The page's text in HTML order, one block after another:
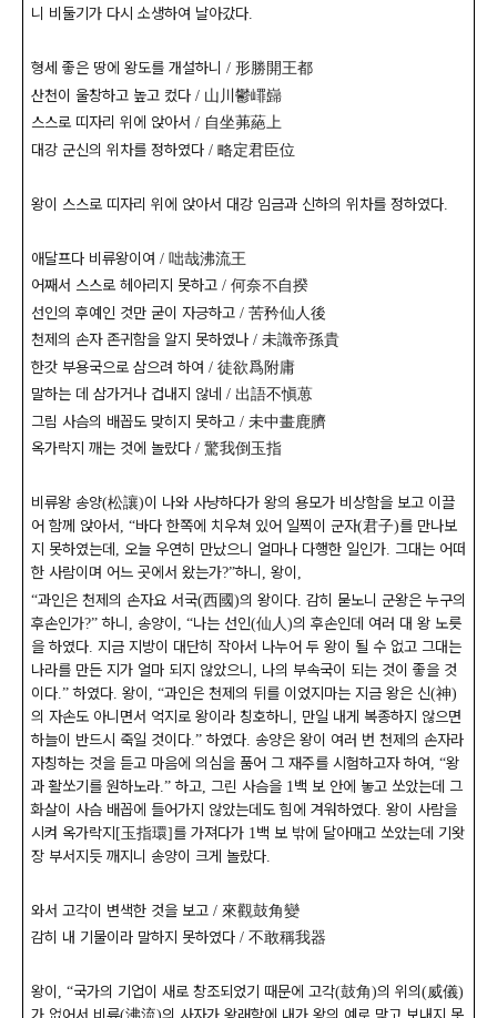
니 비둘기가 다시 소생하여 날아갔다.
형세 좋은 땅에 왕도를 개설하니 / 形勝開王都
산천이 울창하고 높고 컸다 / 山川鬱嶵巋
스스로 띠자리 위에 앉아서 / 自坐茀蕝上
대강 군신의 위차를 정하였다 / 略定君臣位
왕이 스스로 띠자리 위에 앉아서 대강 임금과 신하의 위차를 정하였다.
애달프다 비류왕이여 / 咄哉沸流王
어째서 스스로 헤아리지 못하고 / 何奈不自揆
선인의 후예인 것만 굳이 자긍하고 / 苦矜仙人後
천제의 손자 존귀함을 알지 못하였나 / 未識帝孫貴
한갓 부용국으로 삼으려 하여 / 徒欲爲附庸
말하는 데 삼가거나 겁내지 않네 / 出語不愼葸
그림 사슴의 배꼽도 맞히지 못하고 / 未中畫鹿臍
옥가락지 깨는 것에 놀랐다 / 驚我倒玉指
비류왕 송양(松讓)이 나와 사냥하다가 왕의 용모가 비상함을 보고 이끌
어 함께 앉아서 , “바다 한쪽에 치우쳐 있어 일찍이 군자(君子)를 만나보
지 못하였는데 , 오늘 우연히 만났으니 얼마나 다행한 일인가. 그대는 어떠
한 사람이며 어느 곳에서 왔는가?”하니 , 왕이 ,
“과인은 천제의 손자요 서국(西國)의 왕이다. 감히 묻노니 군왕은 누구의
후손인가?”하니 송양이 “나는 선인(仙人 )의 후손인데 여러 대 왕 노릇
을 하였다. 지금 지방이 대단히 작아서 나누어 두 왕이 될 수 없고 그대는
나라를 만든 지가 얼마 되지 않았으니
나의 부속국이 되는 것이 좋을 것
이다.”하였다. 왕이 “과인은 천제의 뒤를 이었지마는 지금 왕은 신(神)
의 자손도 아니면서 억지로 왕이라 칭호하니
만일 내게 복종하지 않으면
하늘이 반드시 죽일 것이다.”하였다. 송양은 왕이 여러 번 천제의 손자라
자칭하는 것을 듣고 마음에 의심을 품어 그 재주를 시험하고자 하여 “왕
과 활쏘기를 원하노라.”하고, 그린 사슴을 1 백 보 안에 놓고 쏘았는데 그
화살이 사슴 배꼽에 들어가지 않았는데도 힘에 겨워하였다. 왕이 사람을
시켜 옥가락지[玉指環]를 가져다가 1 백 보 밖에 달아매고 쏘았는데 기왓
장 부서지듯 깨지니 송양이 크게 놀랐다.
와서 고각이 변색한 것을 보고 / 來觀鼓角變
감히 내 기물이라 말하지 못하였다 / 不敢稱我器
왕이 , “국가의 기업이 새로 창조되었기 때문에 고각(鼓角)의 위의 (威儀)